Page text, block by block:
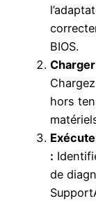
BIOS.
hors
:
de